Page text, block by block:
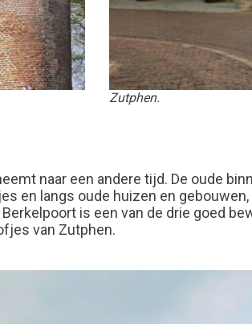
Zutphen.
naar een andere tijd. De oude
en langs oude huizen en
is een van de drie goed
van Zutphen.